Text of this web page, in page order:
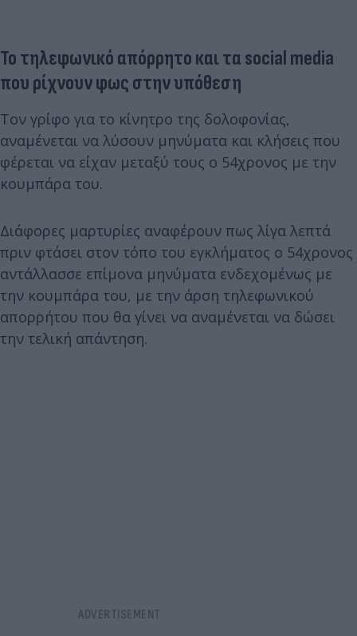
Το τηλεφωνικό απόρρητο και τα social media
που ρίχνουν φως στην υπόθεση
Τον γρίφο για το κίνητρο της δολοφονίας,
αναμένεται να λύσουν μηνύματα και κλήσεις που
φέρεται να είχαν μεταξύ τους ο 54χρονος με την
κουμπάρα του.
Διάφορες μαρτυρίες αναφέρουν πως λίγα λεπτά
πριν φτάσει στον τόπο του εγκλήματος ο 54χρονος
αντάλλασσε επίμονα μηνύματα ενδεχομένως με
την κουμπάρα του, με την άρση τηλεφωνικού
απορρήτου που θα γίνει να αναμένεται να δώσει
την τελική απάντηση.